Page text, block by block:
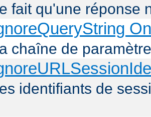
fait qu'une réponse
chaîne de
identifiants de